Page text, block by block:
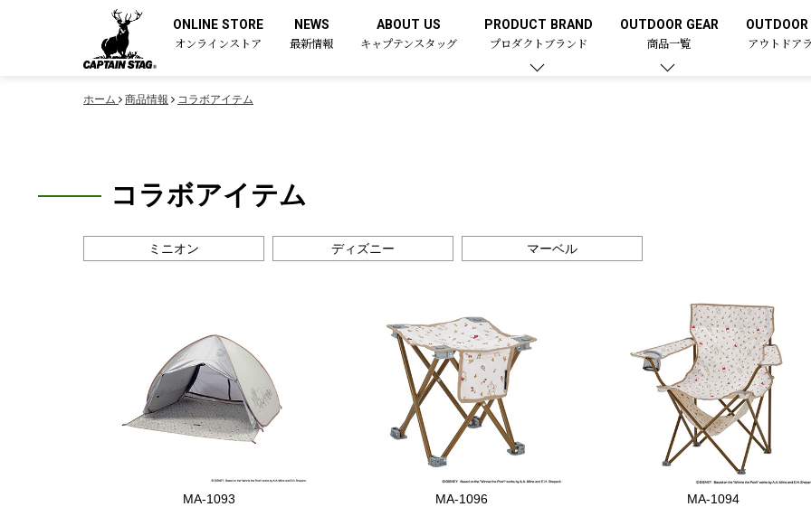
ONLINE STORE
オンラインストア
NEWS
最新情報
ABOUT US
キャプテンスタッグ
PRODUCT BRAND
プロダクトブランド
OUTDOOR GEAR
商品一覧
OUTDOOR
アウトドア
ホーム 商品情報 コラボアイテム
コラボアイテム
ミニオン ディズニー マーベル
MA-1093
MA-1096
MA-1094